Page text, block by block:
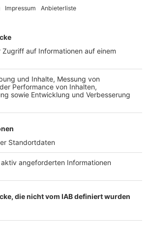
laufend aktualisiert. Wir sind live für
berichten für Euch im Radio über den
Einen umfassenden
Auszählung der Stimmzettel
hier